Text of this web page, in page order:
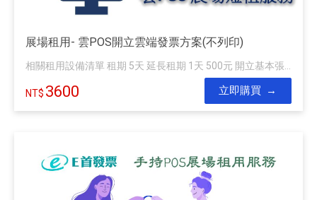
展場租用- 雲POS開立雲端發票方案(不列印)
相關租用設備清單 租期 5天 延長租期 1天 500元 開立基本張...
3600 立即購買